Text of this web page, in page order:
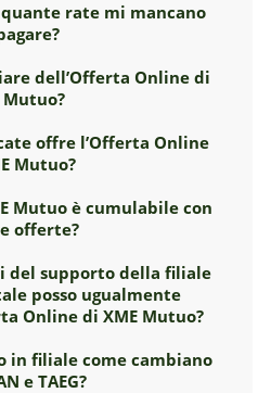
rate mi mancano
dell’Offerta Online di
Mutuo?
offre l’Offerta Online
Mutuo?
Mutuo è cumulabile con
offerte?
del supporto della filiale
posso ugualmente
Online di XME Mutuo?
in filiale come cambiano
e TAEG?